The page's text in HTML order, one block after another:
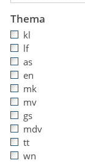
Thema
kl
lf
as
en
mk
mv
gs
mdv
tt
wn